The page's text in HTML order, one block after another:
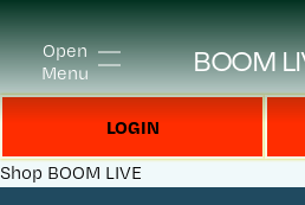
Open
Menu
BOOM
LOGIN
Shop BOOM LIVE